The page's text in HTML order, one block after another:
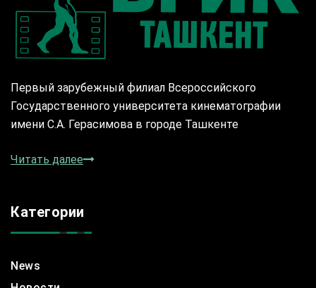
Первый зарубежный филиал Всероссийского
Государственного университета кинематографии
имени С.А. Герасимова в городе Ташкенте
Читать далее
Категории
News